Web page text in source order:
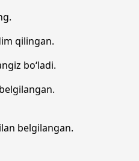
qilingan.
bo‘ladi.
belgilangan.